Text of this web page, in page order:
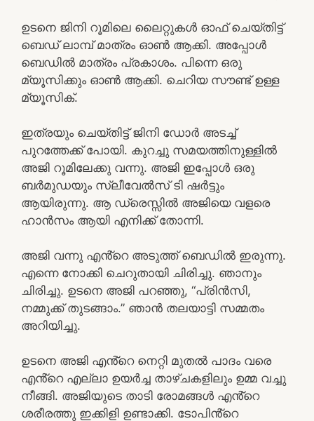
ഉടനെ ജിനി റൂമിലെ ലൈറ്റുകൾ ഓഫ്‌ ചെയ്തിട്ട്
ബെഡ് ലാമ്പ് മാത്രം ഓൺ ആക്കി. അപ്പോൾ
ബെഡിൽ മാത്രം പ്രകാശം. പിന്നെ ഒരു
മ്യൂസിക്കും ഓൺ ആക്കി. ചെറിയ സൗണ്ട് ഉള്ള
മ്യൂസിക്.
ഇത്രയും ചെയ്തിട്ട് ജിനി ഡോർ അടച്ച്
പുറത്തേക്ക് പോയി. കുറച്ചു സമയത്തിനുള്ളിൽ
അജി റൂമിലേക്കു വന്നു. അജി ഇപ്പോൾ ഒരു
ബർമുഡയും സ്ലീവേൽസ് ടി ഷർട്ടും
ആയിരുന്നു. ആ ഡ്രെസ്സിൽ അജിയെ വളരെ
ഹാൻസം ആയി എനിക്ക് തോന്നി.
അജി വന്നു എൻ്റെ അടുത്ത് ബെഡിൽ ഇരുന്നു.
എന്നെ നോക്കി ചെറുതായി ചിരിച്ചു. ഞാനും
ചിരിച്ചു. ഉടനെ അജി പറഞ്ഞു, “പ്രിൻസി,
നമ്മുക്ക് തുടങ്ങാം.” ഞാൻ തലയാട്ടി സമ്മതം
അറിയിച്ചു.
ഉടനെ അജി എൻ്റെ നെറ്റി മുതൽ പാദം വരെ
എൻ്റെ എല്ലാ ഉയർച്ച താഴ്ചകളിലും ഉമ്മ വച്ചു
നീങ്ങി. അജിയുടെ താടി രോമങ്ങൾ എൻ്റെ
ശരീരത്തു ഇക്കിളി ഉണ്ടാക്കി. ടോപിൻ്റെ